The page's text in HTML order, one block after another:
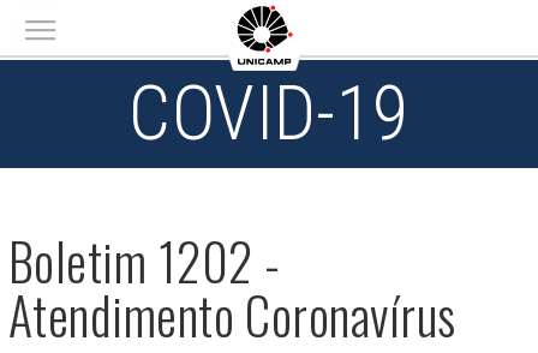
Main menu
COVID-19
Boletim 1202 -
Atendimento Coronavírus